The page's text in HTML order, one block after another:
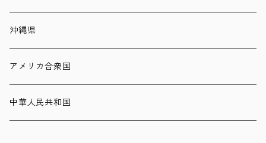
沖縄県
アメリカ合衆国
中華人民共和国